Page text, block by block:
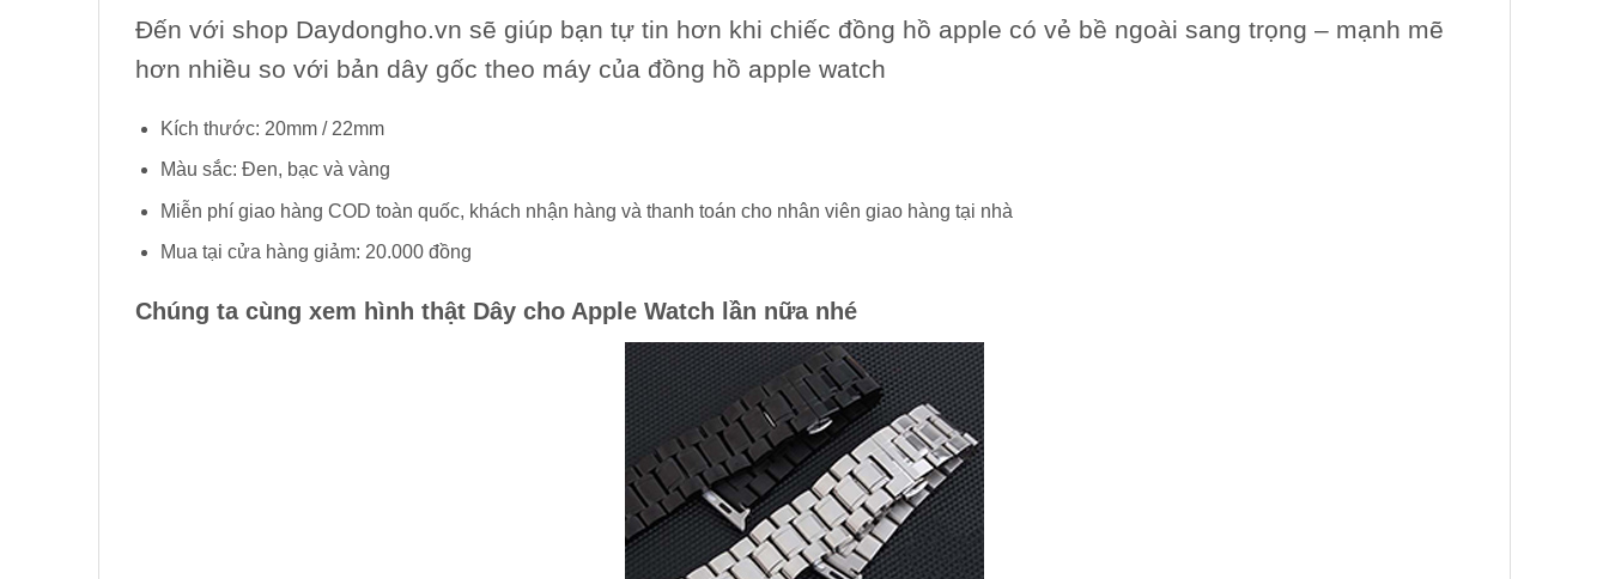
Đến với shop Daydongho.vn sẽ giúp bạn tự tin hơn khi chiếc đồng hồ apple có vẻ bề ngoài sang trọng – mạnh mẽ
hơn nhiều so với bản dây gốc theo máy của đồng hồ apple watch
Kích thước: 20mm / 22mm
Màu sắc: Đen, bạc và vàng
Miễn phí giao hàng COD toàn quốc, khách nhận hàng và thanh toán cho nhân viên giao hàng tại nhà
Mua tại cửa hàng giảm: 20.000 đồng
Chúng ta cùng xem hình thật Dây cho Apple Watch lần nữa nhé